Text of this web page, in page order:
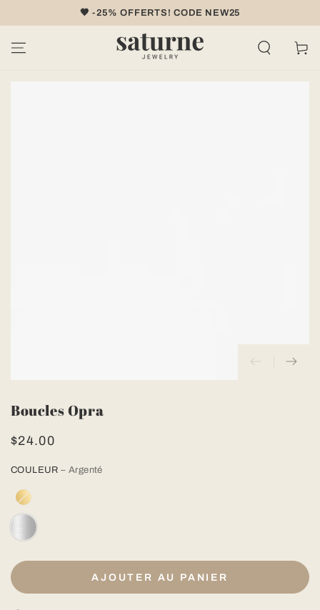
IGNORER LE🤎 -25% OFFERTS! CODE NEW25
Panier
Boucles Opra
Prix
$24.00
COULEUR– Argenté
AJOUTER AU PANIER